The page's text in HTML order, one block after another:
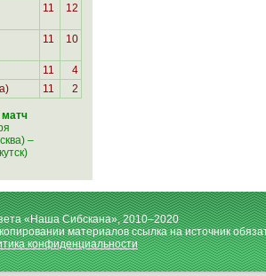
11 12
11 10
11
4
11 2
–
«Наша Сибскана», 2010–2020
материалов ссылка на источник
конфиденциальности